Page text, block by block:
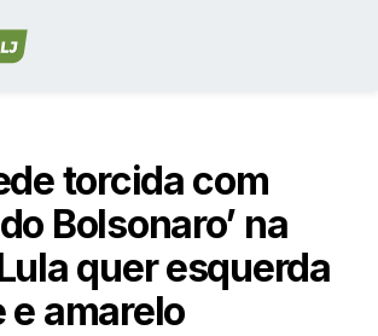
torcida com
Bolsonaro’ na
quer esquerda
e amarelo